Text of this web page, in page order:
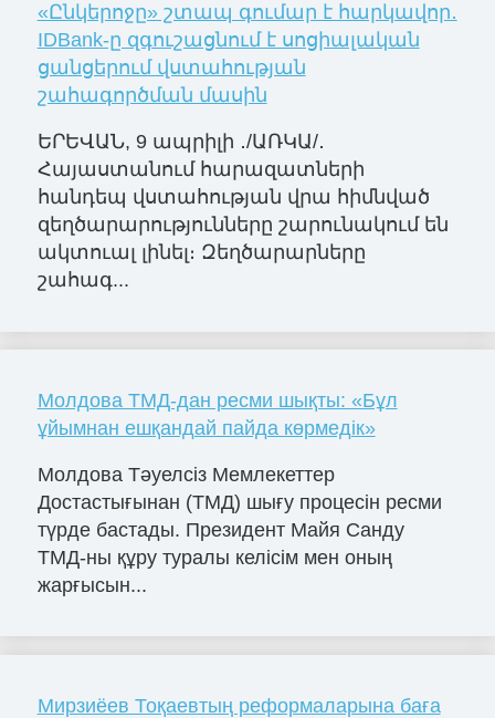
«Ընկերոջը» շտապ գումար է հարկավոր․
IDBank-ը զգուշացնում է սոցիալական
ցանցերում վստահության
շահագործման մասին
ԵՐԵՎԱՆ, 9 ապրիլի ․/ԱՌԿԱ/․
Հայաստանում հարազատների
հանդեպ վստահության վրա հիմնված
զեղծարարությունները շարունակում են
ակտուալ լինել։ Զեղծարարները
շահագ...
Молдова ТМД-дан ресми шықты: «Бұл
ұйымнан ешқандай пайда көрмедік»
Молдова Тәуелсіз Мемлекеттер
Достастығынан (ТМД) шығу процесін ресми
түрде бастады. Президент Майя Санду
ТМД-ны құру туралы келісім мен оның
жарғысын...
Мирзиёев Тоқаевтың реформаларына баға